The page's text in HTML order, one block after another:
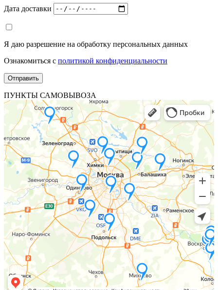
Дата доставки
Я даю разрешение на обработку персональных данных
Ознакомиться с политикой конфиденциальности
ПУНКТЫ САМОВЫВОЗА